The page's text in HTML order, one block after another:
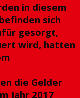
in diesem
sich
gesorgt,
wird, hatten
die Gelder
Jahr 2017